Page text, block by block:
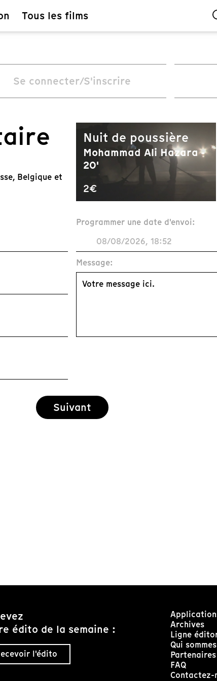
Tous les films
Se connecter/S'inscrire
Belgique et
Nuit de poussière
Mohammad Ali Hazara -
20'
2€
Programmer une date d'envoi:
Message:
Suivant
édito de la semaine :
l'édito
Archives
Ligne
Qui
FAQ
Contactez-